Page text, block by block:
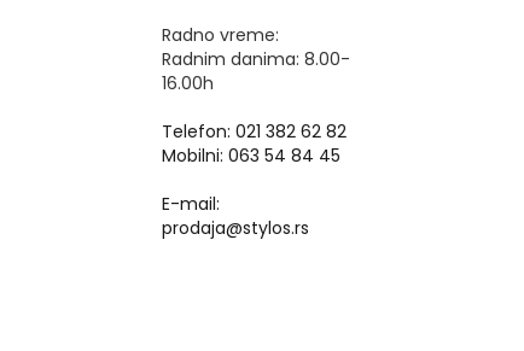
Radno vreme:
Radnim danima: 8.00-
16.00h
Telefon: 021 382 62 82
Mobilni: 063 54 84 45
E-mail:
prodaja@stylos.rs